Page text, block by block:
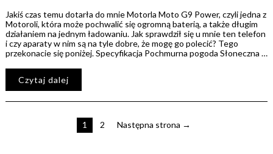
Jakiś czas temu dotarła do mnie Motorla Moto G9 Power, czyli jedna z
Motoroli, która może pochwalić się ogromną baterią, a także długim
działaniem na jednym ładowaniu. Jak sprawdził się u mnie ten telefon
i czy aparaty w nim są na tyle dobre, że mogę go polecić? Tego
przekonacie się poniżej. Specyfikacja Pochmurna pogoda Słoneczna …
Czytaj dalej
1 2 Następna strona →